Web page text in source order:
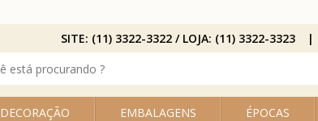
DECORAÇÃO EMBALAGENS ÉPOCAS
SITE: (11) 3322-3322 / LOJA: (11) 3322-3323